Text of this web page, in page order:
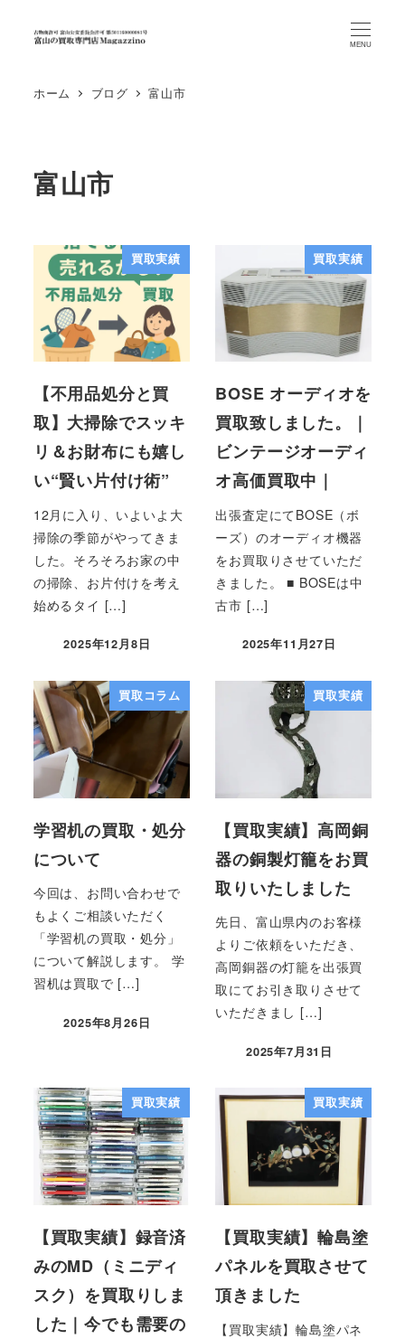
MENU
ホーム ブログ 富山市
富山市
買取実績
【不用品処分と買
取】大掃除でスッキ
リ＆お財布にも嬉し
い“賢い片付け術”
12月に入り、いよいよ大
掃除の季節がやってきま
した。そろそろお家の中
の掃除、お片付けを考え
始めるタイ […]
2025年12月8日
買取実績
BOSE オーディオを
買取致しました。｜
ビンテージオーディ
オ高価買取中｜
出張査定にてBOSE（ボ
ーズ）のオーディオ機器
をお買取りさせていただ
きました。 ■ BOSEは中
古市 […]
2025年11月27日
買取コラム
学習机の買取・処分
について
今回は、お問い合わせで
もよくご相談いただく
「学習机の買取・処分」
について解説します。 学
習机は買取で […]
2025年8月26日
買取実績
【買取実績】高岡銅
器の銅製灯籠をお買
取りいたしました
先日、富山県内のお客様
よりご依頼をいただき、
高岡銅器の灯籠を出張買
取にてお引き取りさせて
いただきまし […]
2025年7月31日
買取実績
【買取実績】録音済
みのMD（ミニディ
スク）を買取りしま
した｜今でも需要の
買取実績
【買取実績】輪島塗
パネルを買取させて
頂きました
【買取実績】輪島塗パネ